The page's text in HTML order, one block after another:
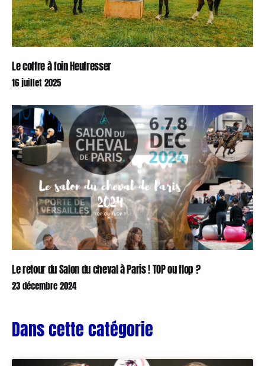
Le coffre à foin Heufresser
16 juillet 2025
Le retour du Salon du cheval à Paris ! TOP ou flop ?
23 décembre 2024
Dans cette catégorie